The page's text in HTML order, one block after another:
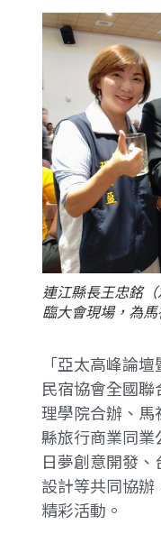
連江縣長王忠銘
臨大會現場，為
「亞太高峰論
民宿協會全國
理學院合辦、
縣旅行商業同業
日夢創意開發
設計等共同協
精彩活動。